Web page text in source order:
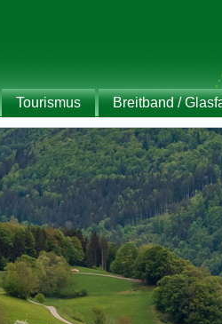
Tourismus Breitband /